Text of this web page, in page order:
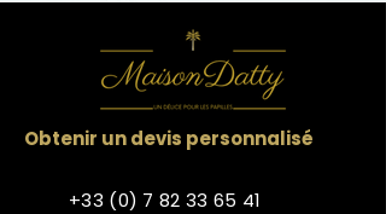
Obtenir un devis personnalisé
+33 (0) 7 82 33 65 41